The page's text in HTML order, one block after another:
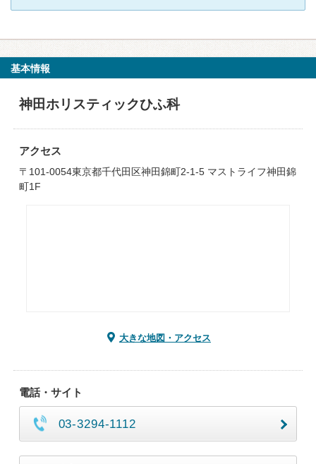
基本情報
神田ホリスティックひふ科
アクセス
〒101-0054東京都千代田区神田錦町2-1-5 マストライフ神田錦
町1F
大きな地図・アクセス
電話・サイト
03-3294-1112